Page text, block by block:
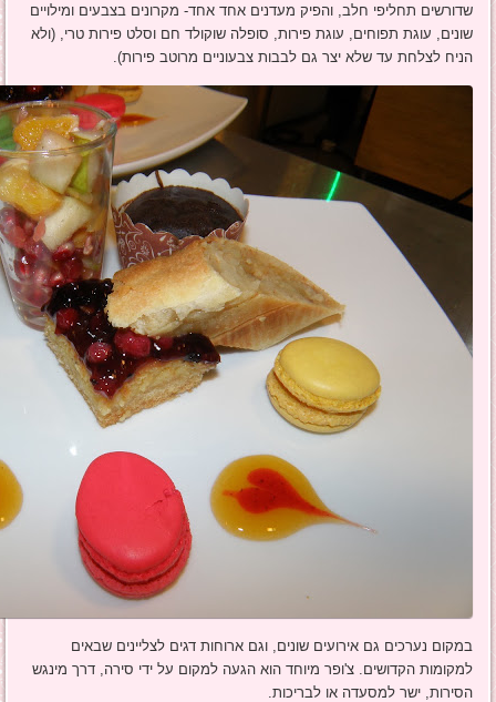
שדורשים תחליפי חלב, והפיק מעדנים אחד אחד- מקרונים בצבעים ומילויים
שונים, עוגת תפוחים, עוגת פירות, סופלה שוקולד חם וסלט פירות טרי, (ולא
הניח לצלחת עד שלא יצר גם לבבות צבעוניים מרוטב פירות).
במקום נערכים גם אירועים שונים, וגם ארוחות דגים לצליינים שבאים
למקומות הקדושים. צ'ופר מיוחד הוא הגעה למקום על ידי סירה, דרך מינגש
הסירות, ישר למסעדה או לבריכות.